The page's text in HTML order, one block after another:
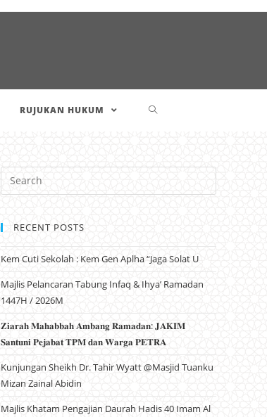
RUJUKAN HUKUM
RECENT POSTS
Kem Cuti Sekolah : Kem Gen Aplha “Jaga Solat U
Majlis Pelancaran Tabung Infaq & Ihya’ Ramadan
1447H / 2026M
𝐙𝐢𝐚𝐫𝐚𝐡 𝐌𝐚𝐡𝐚𝐛𝐛𝐚𝐡 𝐀𝐦𝐛𝐚𝐧𝐠 𝐑𝐚𝐦𝐚𝐝𝐚𝐧: 𝐉𝐀𝐊𝐈𝐌
𝐒𝐚𝐧𝐭𝐮𝐧𝐢 𝐏𝐞𝐣𝐚𝐛𝐚𝐭 𝐓𝐏𝐌 𝐝𝐚𝐧 𝐖𝐚𝐫𝐠𝐚 𝐏𝐄𝐓𝐑𝐀
Kunjungan Sheikh Dr. Tahir Wyatt @Masjid Tuanku
Mizan Zainal Abidin
Majlis Khatam Pengajian Daurah Hadis 40 Imam Al